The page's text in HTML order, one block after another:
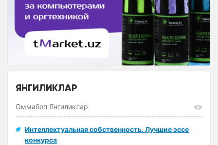
ЯНГИЛИКЛАР
Оммабоп Янгиликлар
Интеллектуальная собственность. Лучшие эссе
конкурса